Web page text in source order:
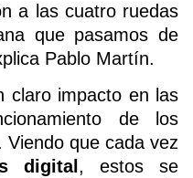
a las cuatro ruedas
que pasamos de
Pablo Martín.
claro impacto en las
de los
Viendo que cada vez
digital , estos se